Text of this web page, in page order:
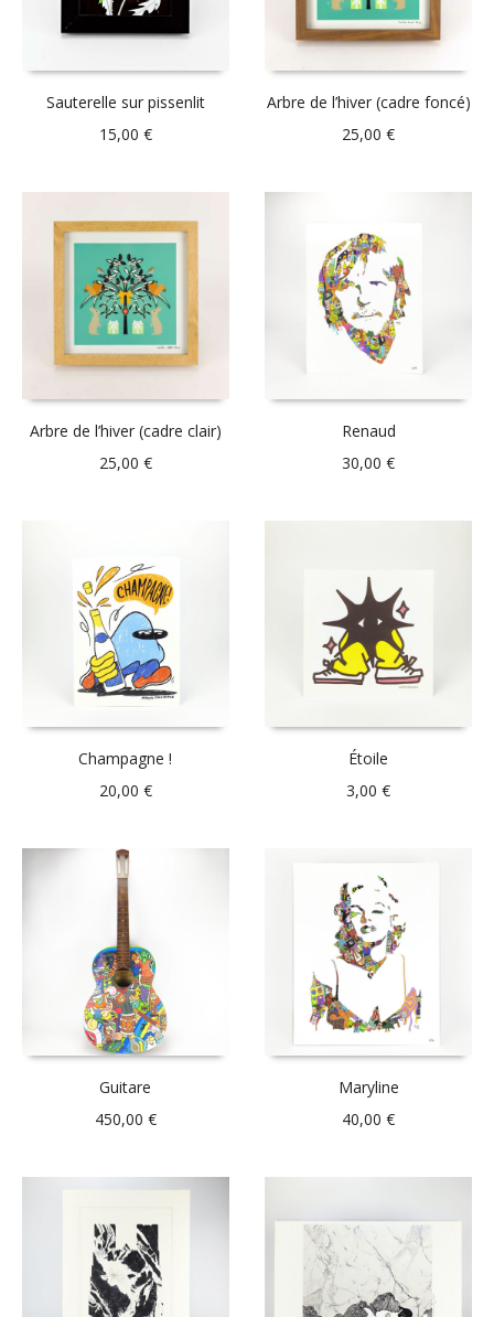
Sauterelle sur pissenlit
15,00 €
Arbre de l’hiver (cadre foncé)
25,00€
Arbre de l’hiver (cadre clair)
25,00 €
Renaud
30,00€
Champagne !
20,00 €
Étoile
3,00€
Guitare
450,00 €
Maryline
40,00€